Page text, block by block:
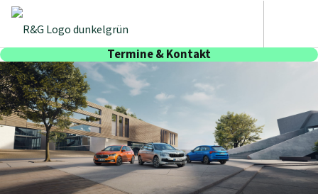
Termine & Kontakt